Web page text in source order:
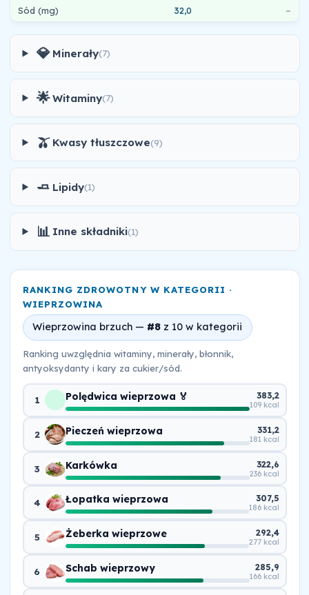
Sód (mg)
32,0 –
💎 Minerały(7)
🌟 Witaminy(7)
🫒 Kwasy tłuszczowe(9)
🧈 Lipidy(1)
📊 Inne składniki(1)
RANKING ZDROWOTNY W KATEGORII ·
WIEPRZOWINA
Wieprzowina brzuch — #8 z 10 w kategorii
Ranking uwzględnia witaminy, minerały, błonnik,
antyoksydanty i kary za cukier/sód.
1 Polędwica wieprzowa 🏅 383,2
109 kcal
2 Pieczeń wieprzowa 331,2
181 kcal
3 Karkówka 322,6
236 kcal
4 Łopatka wieprzowa 307,5
186 kcal
5 Żeberka wieprzowe 292,4
277 kcal
6 Schab wieprzowy 285,9
166 kcal